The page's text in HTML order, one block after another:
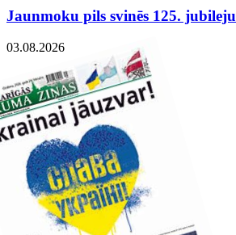
Jaunmoku pils svinēs 125. jubileju
03.08.2026